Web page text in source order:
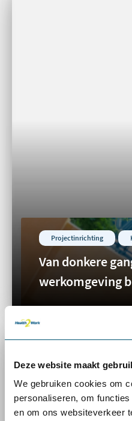
Deze website maakt
We gebruiken cookies om
personaliseren, om
en om ons websiteverkeer
Projectinrichting
Van donkere
werkomgeving